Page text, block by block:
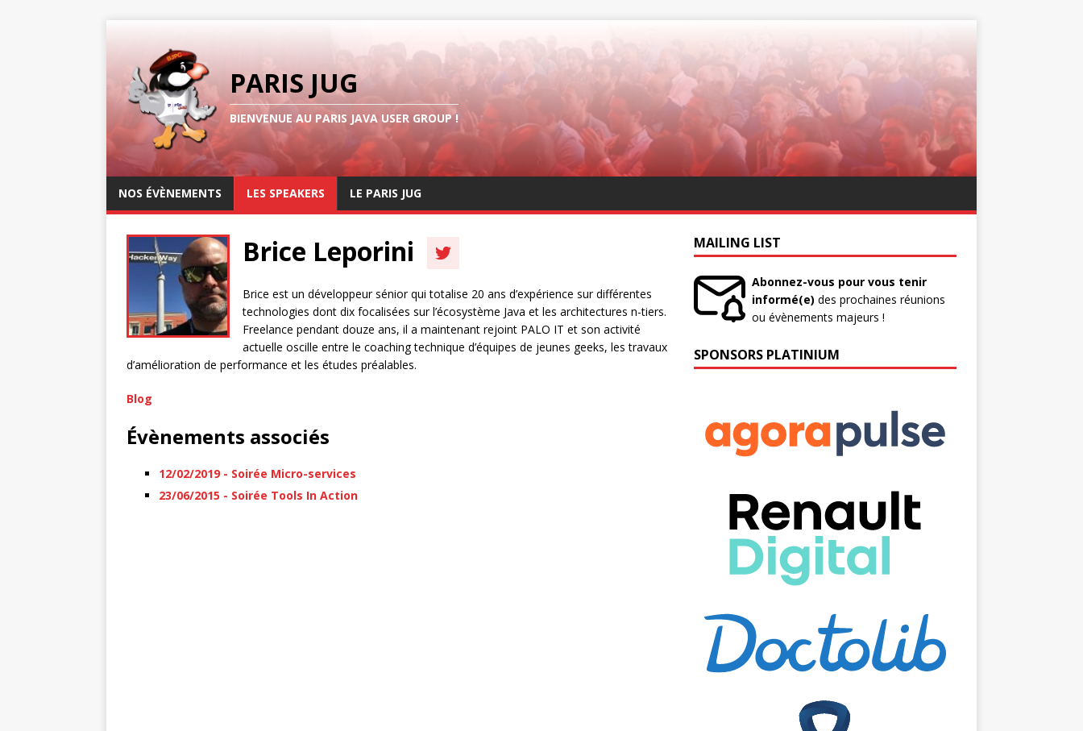
PARIS JUG
BIENVENUE AU PARIS JAVA USER GROUP !
NOS ÉVÈNEMENTS LES SPEAKERS LE PARIS JUG
Brice Leporini
Brice est un développeur sénior qui totalise 20 ans d’expérience sur différentes
technologies dont dix focalisées sur l’écosystème Java et les architectures n-tiers.
Freelance pendant douze ans, il a maintenant rejoint PALO IT et son activité
actuelle oscille entre le coaching technique d’équipes de jeunes geeks, les travaux
d’amélioration de performance et les études préalables.
Blog
Évènements associés
12/02/2019 - Soirée Micro-services
23/06/2015 - Soirée Tools In Action
MAILING LIST
Abonnez-vous pour vous tenir
informé(e) des prochaines réunions
ou évènements majeurs !
SPONSORS PLATINIUM